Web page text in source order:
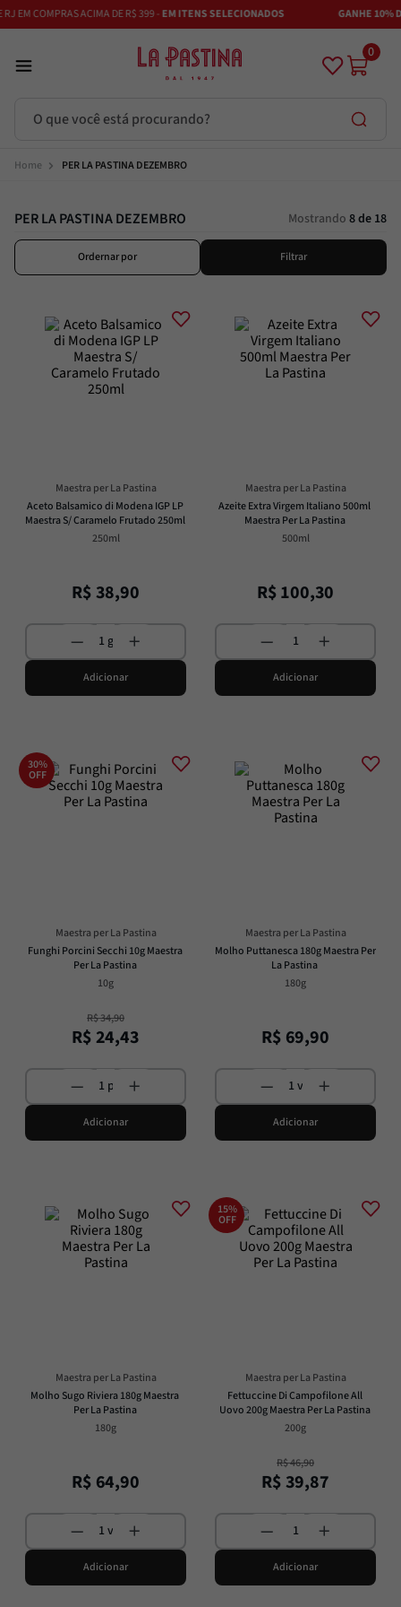
EM COMPRAS ACIMA DE R$ 399 -EM ITENS SELECIONADOS GANHE 10%
0
PER LA PASTINA DEZEMBRO
PER LA PASTINA DEZEMBRO Mostrando 8 de 18
Ordernar por Filtrar
Maestra per La Pastina
Aceto Balsamico di Modena IGP LP
Maestra S/ Caramelo Frutado 250ml
250ml
R$38,90
Adicionar
Maestra per La Pastina
Azeite Extra Virgem Italiano 500ml
Maestra Per La Pastina
500ml
R$100,30
Adicionar
30%
OFF
Maestra per La Pastina
Funghi Porcini Secchi 10g Maestra
Per La Pastina
10g
R$34,90
R$24,43
Adicionar
Maestra per La Pastina
Molho Puttanesca 180g Maestra Per
La Pastina
180g
R$ 69,90
Adicionar
Maestra per La Pastina
Molho Sugo Riviera 180g Maestra
Per La Pastina
180g
R$ 64,90
Adicionar
15%
OFF
Maestra per La Pastina
Fettuccine Di Campofilone All
Uovo 200g Maestra Per La Pastina
200g
R$46,90
R$39,87
Adicionar
Termos mais buscados
Adobe
5º Bruschetta
Azeitona
Passata